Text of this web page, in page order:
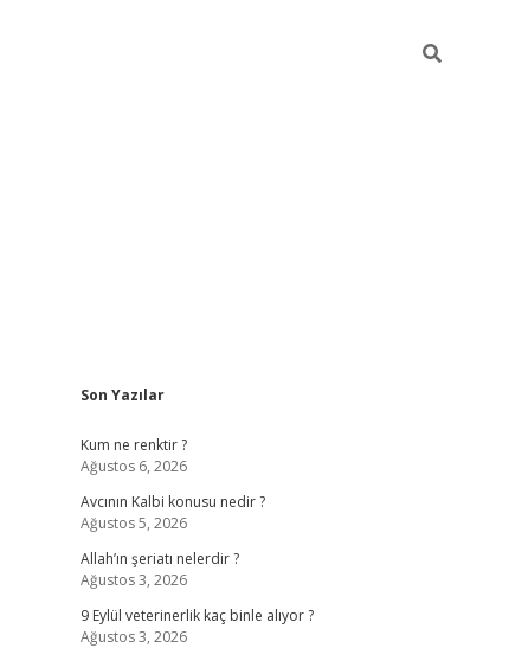
Sidebar
Son Yazılar
Kum ne renktir ?
Ağustos 6, 2026
Avcının Kalbi konusu nedir ?
Ağustos 5, 2026
Allah’ın şeriatı nelerdir ?
Ağustos 3, 2026
9 Eylül veterinerlik kaç binle alıyor ?
Ağustos 3, 2026